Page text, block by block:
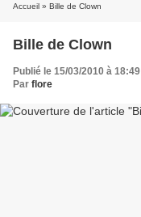
Accueil » Bille de Clown
Bille de Clown
Publié le 15/03/2010 à 18:49
Par flore